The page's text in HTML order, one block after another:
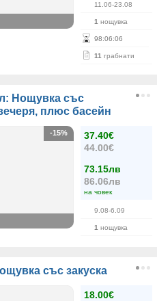
11.06-23.08
1 нощувка
98:06:06
11 грабнати
Нощувка със
плюс басейн
37.40€
44.00€
73.15лв
86.06лв
на човек
9.08-6.09
1 нощувка
-15%
със закуска
18.00€